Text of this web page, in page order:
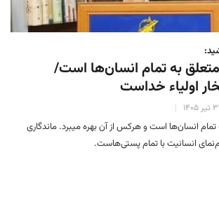
به تمام انسان‌ها است/
اولیاء خداست
۱۴۰۵
انسان‌ها است و هرکس از آن بهره میبرد. ماندگاری
انسانیت با تمام پستی‌هاست.